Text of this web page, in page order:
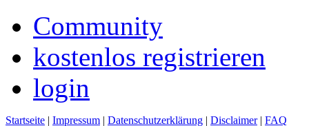
Community
kostenlos registrieren
login
Startseite | Impressum | Datenschutzerklärung | Disclaimer| FAQ